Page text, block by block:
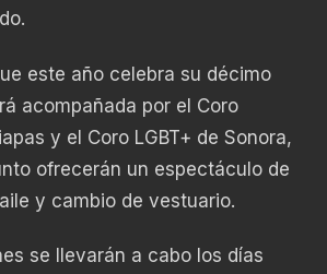
este año celebra su décimo
acompañada por el Coro
y el Coro LGBT+ de Sonora,
ofrecerán un espectáculo de
y cambio de vestuario.
se llevarán a cabo los días